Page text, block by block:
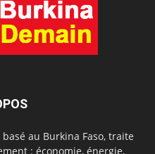
au Burkina Faso, traite
: économie, énergie,